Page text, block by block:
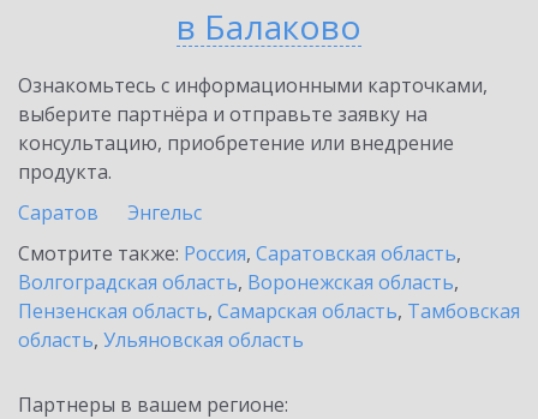
в Балаково
Ознакомьтесь с информационными карточками,
выберите партнёра и отправьте заявку на
консультацию, приобретение или внедрение
продукта.
Саратов
Энгельс
Смотрите также: Россия, Саратовская область,
Волгоградская область, Воронежская область,
Пензенская область, Самарская область, Тамбовская
область, Ульяновская область
Партнеры в вашем регионе: